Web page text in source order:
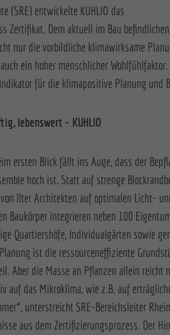
(SRE) entwickelte KUHLIO das
Zertifikat. Dem aktuell im Bau
nur die vorbildliche klimawirksame
ein hoher menschlicher
für die klimapositive Planung und
lebenswert – KUHLIO
ersten Blick fällt ins Auge, dass der
hoch ist. Statt auf strenge
Ilter Architekten auf optimalen Licht-
Baukörper integrieren neben 100
Quartiershöfe, Individualgärten sowie
ist die ressourceneffiziente
Aber die Masse an Pflanzen allein
auf das Mikroklima, wie z.B. auf
unterstreicht SRE-Bereichsleiter
aus dem Zertifizierungsprozess. Der